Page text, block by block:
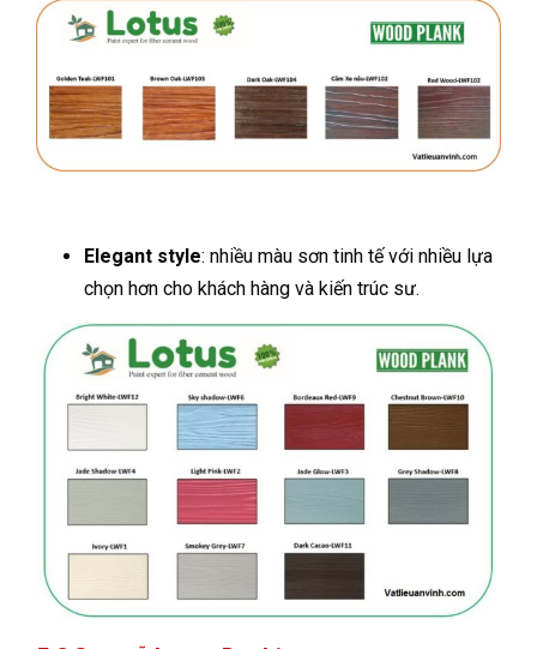
Elegant style: nhiều màu sơn tinh tế với nhiều lựa
chọn hơn cho khách hàng và kiến trúc sư.